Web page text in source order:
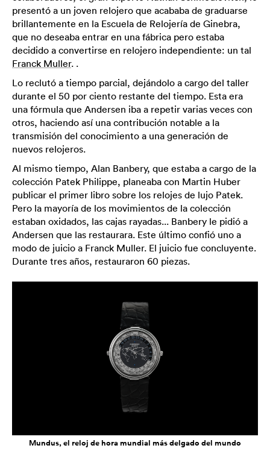
presentó a un joven relojero que acababa de graduarse
brillantemente en la Escuela de Relojería de Ginebra,
que no deseaba entrar en una fábrica pero estaba
decidido a convertirse en relojero independiente: un tal
Franck Muller. .
Lo reclutó a tiempo parcial, dejándolo a cargo del taller
durante el 50 por ciento restante del tiempo. Esta era
una fórmula que Andersen iba a repetir varias veces con
otros, haciendo así una contribución notable a la
transmisión del conocimiento a una generación de
nuevos relojeros.
Al mismo tiempo, Alan Banbery, que estaba a cargo de la
colección Patek Philippe, planeaba con Martin Huber
publicar el primer libro sobre los relojes de lujo Patek.
Pero la mayoría de los movimientos de la colección
estaban oxidados, las cajas rayadas... Banbery le pidió a
Andersen que las restaurara. Este último confió uno a
modo de juicio a Franck Muller. El juicio fue concluyente.
Durante tres años, restauraron 60 piezas.
Mundus, el reloj de hora mundial más delgado del mundo